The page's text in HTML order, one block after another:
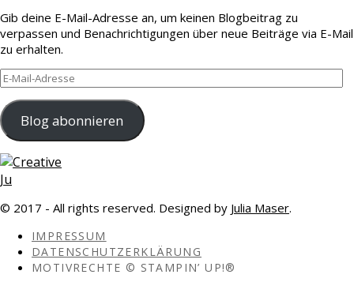
Gib deine E-Mail-Adresse an, um keinen Blogbeitrag zu
verpassen und Benachrichtigungen über neue Beiträge via E-Mail
zu erhalten.
E-
Mail-
Adresse
Blog abonnieren
© 2017 - All rights reserved. Designed by Julia Maser.
IMPRESSUM
DATENSCHUTZERKLÄRUNG
MOTIVRECHTE © STAMPIN’ UP!®